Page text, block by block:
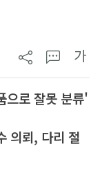
가
으로 잘못 분류'
의뢰, 다리 절